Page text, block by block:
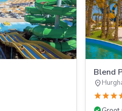
Blend
location_on
starstarstar